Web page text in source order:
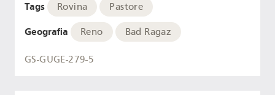
Tags Rovina Pastore
Geografia Reno Bad Ragaz
GS-GUGE-279-5